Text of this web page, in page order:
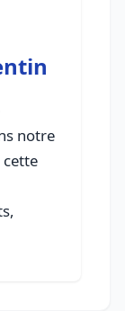
notre
cette